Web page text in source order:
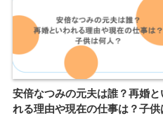
安倍なつみの元夫は誰？再婚と
れる理由や現在の仕事は？子供